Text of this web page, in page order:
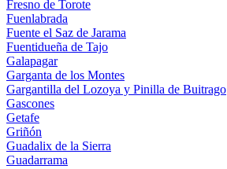
Fresno de Torote
Fuenlabrada
Fuente el Saz de Jarama
Fuentidueña de Tajo
Galapagar
Garganta de los Montes
Gargantilla del Lozoya y Pinilla de Buitrago
Gascones
Getafe
Griñón
Guadalix de la Sierra
Guadarrama